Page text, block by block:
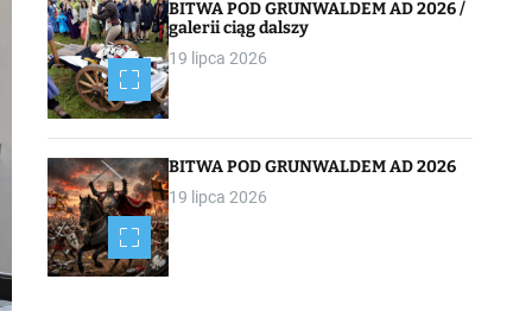
BITWA POD GRUNWALDEM AD 2026 /
galerii ciąg dalszy
19 lipca 2026
BITWA POD GRUNWALDEM AD 2026
19 lipca 2026